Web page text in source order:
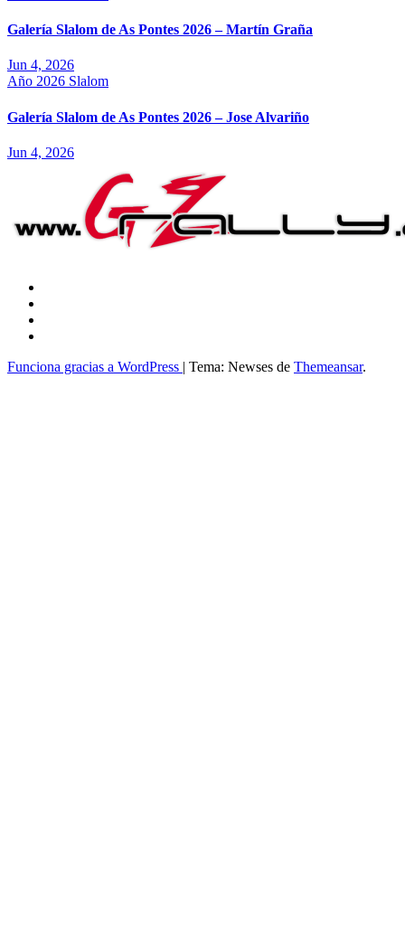
Galería Slalom de As Pontes 2026 – Martín Graña
Jun 4, 2026
Año 2026 Slalom
Galería Slalom de As Pontes 2026 – Jose Alvariño
Jun 4, 2026
Funciona gracias a WordPress | Tema: Newses de Themeansar.